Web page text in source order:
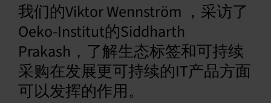
我们的Viktor Wennström ，采访了
Oeko-Institut的Siddharth
Prakash，了解生态标签和可持续
采购在发展更可持续的IT产品方面
可以发挥的作用。